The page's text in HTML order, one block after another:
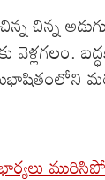
చిన్న